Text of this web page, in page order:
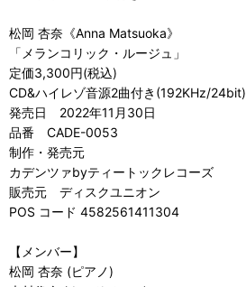
松岡 杏奈《Anna Matsuoka》
「メランコリック・ルージュ」
定価3,300円(税込)
CD&ハイレゾ音源2曲付き(192KHz/24bit)
発売日 2022年11月30日
品番 CADE-0053
制作・発売元
カデンツァbyティートックレコーズ
販売元 ディスクユニオン
POS コード 4582561411304
【メンバー】
松岡 杏奈 (ピアノ)